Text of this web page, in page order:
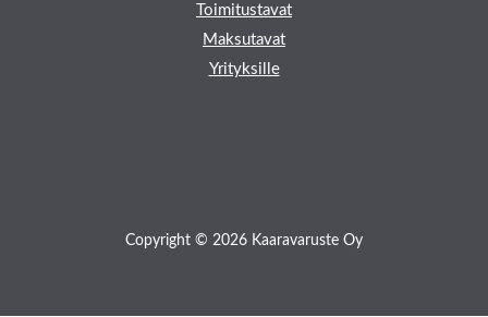
Toimitustavat
Maksutavat
Yrityksille
Copyright © 2026 Kaaravaruste Oy